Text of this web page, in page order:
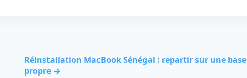
Réinstallation MacBook Sénégal : repartir sur une base
propre →